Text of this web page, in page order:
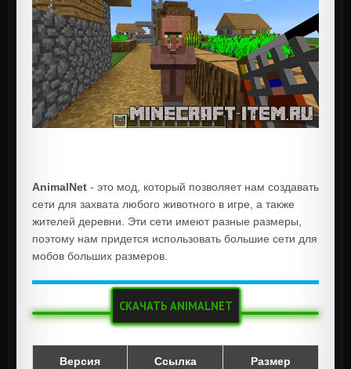
AnimalNet - это мод, который позволяет нам создавать
сети для захвата любого животного в игре, а также
жителей деревни. Эти сети имеют разные размеры,
поэтому нам придется использовать большие сети для
мобов больших размеров.
СКАЧАТЬ ANIMALNET
Версия Ссылка Размер